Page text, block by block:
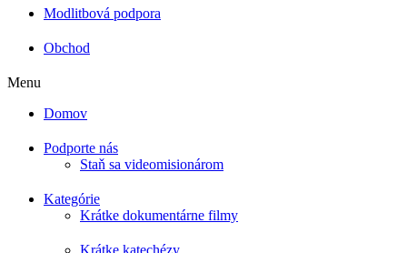
Modlitbová podpora
Obchod
Menu
Domov
Podporte nás
Staň sa videomisionárom
Kategórie
Krátke dokumentárne filmy
Krátke katechézy